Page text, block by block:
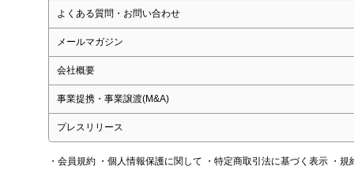
よくある質問・お問い合わせ
メールマガジン
会社概要
事業提携・事業譲渡(M&A)
プレスリリース
・会員規約 ・個人情報保護に関して ・特定商取引法に基づく表示 ・規